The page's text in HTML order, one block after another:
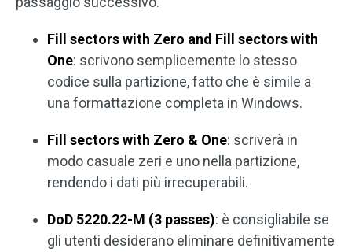
Fill sectors with Zero and Fill sectors with
One: scrivono semplicemente lo stesso
codice sulla partizione, fatto che è simile a
una formattazione completa in Windows.
Fill sectors with Zero & One: scriverà in
modo casuale zeri e uno nella partizione,
rendendo i dati più irrecuperabili.
DoD 5220.22-M (3 passes): è consigliabile se
gli utenti desiderano eliminare definitivamente